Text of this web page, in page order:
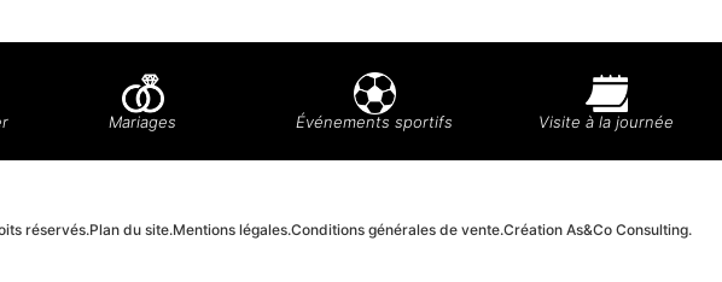
Mariages Événements sportifs Visite à la journée
réservés.Plan du site.Mentions légales.Conditions générales de vente.Création As&Co Consulting.